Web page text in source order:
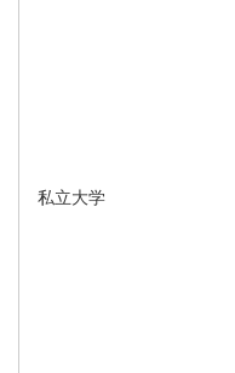
私立大学